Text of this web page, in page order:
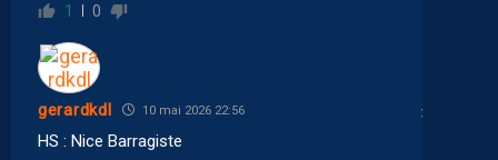
1 0
gerardkdl 10 mai 2026 22:56
HS : Nice Barragiste